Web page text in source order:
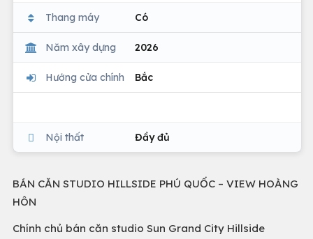
Thang máy Có
Năm xây dựng 2026
Hướng cửa chính Bắc
Nội thất Đầy đủ
BÁN CĂN STUDIO HILLSIDE PHÚ QUỐC – VIEW HOÀNG
HÔN
Chính chủ bán căn studio Sun Grand City Hillside